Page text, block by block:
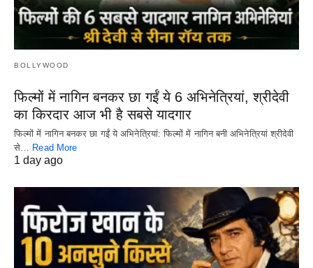
BOLLYWOOD
फिल्मों में नागिन बनकर छा गईं ये 6 अभिनेत्रियां, श्रीदेवी
का किरदार आज भी है सबसे यादगार
फिल्मों में नागिन बनकर छा गईं ये अभिनेत्रियां: फिल्मों में नागिन बनी अभिनेत्रियां श्रीदेवी
से… Read More
1 day ago